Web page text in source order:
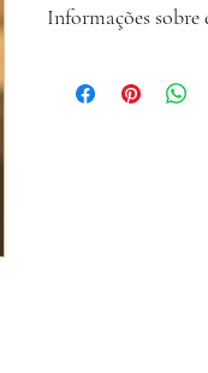
de origem, qualidade,
Informações sobre
envia o código de